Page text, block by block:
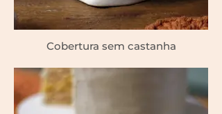
Cobertura sem castanha